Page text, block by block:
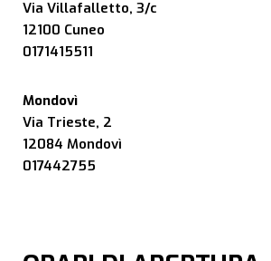
Via Villafalletto, 3/c
12100 Cuneo
0171415511
Mondovì
Via Trieste, 2
12084 Mondovì
017442755